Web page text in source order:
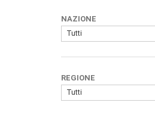
NAZIONE
Tutti
REGIONE
Tutti